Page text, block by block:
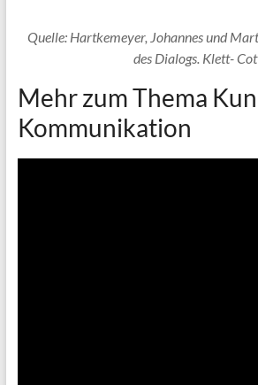
Quelle: Hartkemeyer, Johannes und
des Dialogs. Klett-
Mehr zum Thema
Kommunikation